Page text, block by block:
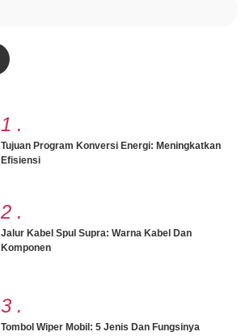
1 .
Tujuan Program Konversi Energi: Meningkatkan
Efisiensi
2 .
Jalur Kabel Spul Supra: Warna Kabel Dan
Komponen
3 .
Tombol Wiper Mobil: 5 Jenis Dan Fungsinya